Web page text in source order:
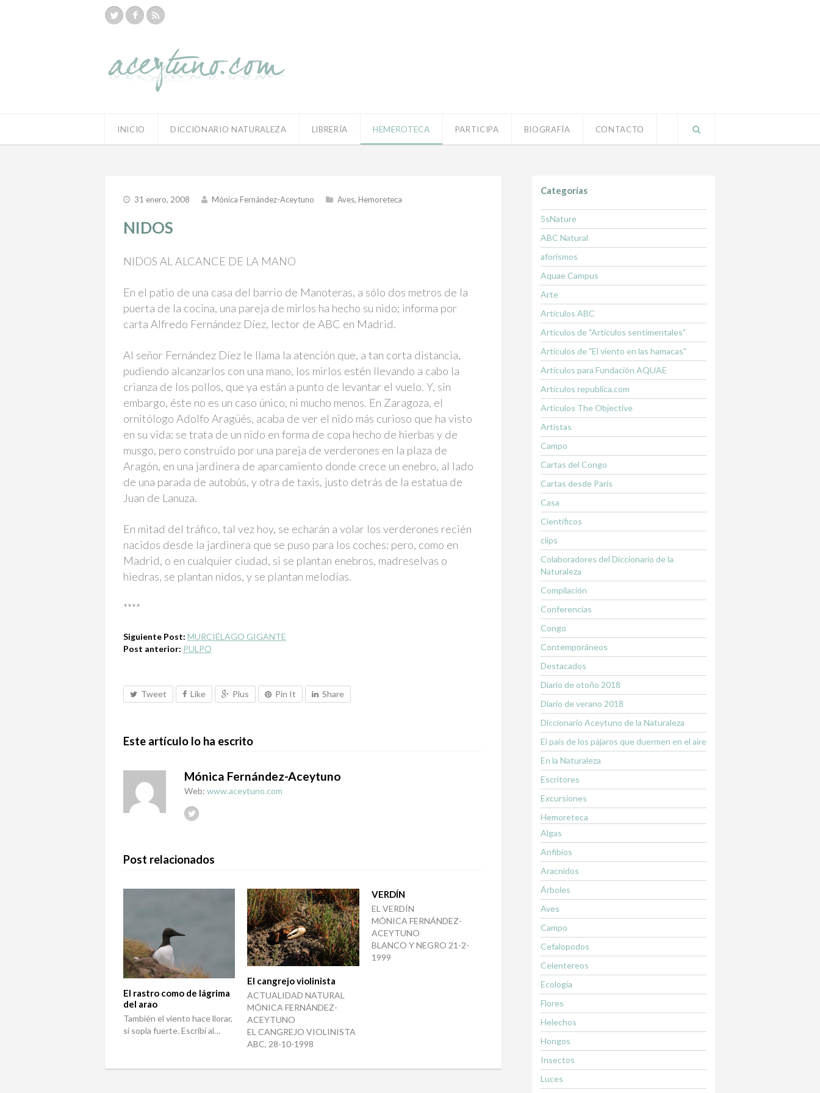
INICIO DICCIONARIO NATURALEZA LIBRERÍA HEMEROTECA PARTICIPA BIOGRAFÍA CONTACTO
31 enero, 2008 Mónica Fernández-Aceytuno Aves, Hemoreteca
NIDOS
NIDOS AL ALCANCE DE LA MANO
En el patio de una casa del barrio de Manoteras, a sólo dos metros de la
puerta de la cocina, una pareja de mirlos ha hecho su nido; informa por
carta Alfredo Fernández Díez, lector de ABC en Madrid.
Al señor Fernández Díez le llama la atención que, a tan corta distancia,
pudiendo alcanzarlos con una mano, los mirlos estén llevando a cabo la
crianza de los pollos, que ya están a punto de levantar el vuelo. Y, sin
embargo, éste no es un caso único, ni mucho menos. En Zaragoza, el
ornitólogo Adolfo Aragüés, acaba de ver el nido más curioso que ha visto
en su vida: se trata de un nido en forma de copa hecho de hierbas y de
musgo, pero construido por una pareja de verderones en la plaza de
Aragón, en una jardinera de aparcamiento donde crece un enebro, al lado
de una parada de autobús, y otra de taxis, justo detrás de la estatua de
Juan de Lanuza.
En mitad del tráfico, tal vez hoy, se echarán a volar los verderones recién
nacidos desde la jardinera que se puso para los coches; pero, como en
Madrid, o en cualquier ciudad, si se plantan enebros, madreselvas o
hiedras, se plantan nidos, y se plantan melodías.
****
Siguiente Post: MURCIÉLAGO GIGANTE
Post anterior: PULPO
Tweet Like Plus Pin It Share
Este artículo lo ha escrito
Mónica Fernández-Aceytuno
Web: www.aceytuno.com
Post relacionados
El rastro como de lágrima
del arao
También el viento hace llorar,
si sopla fuerte. Escribí al…
El cangrejo violinista
ACTUALIDAD NATURAL
MÓNICA FERNÁNDEZ-
ACEYTUNO
EL CANGREJO VIOLINISTA
ABC, 28-10-1998
VERDÍN
EL VERDÍN
MÓNICA FERNÁNDEZ-
ACEYTUNO
BLANCO Y NEGRO 21-2-
1999
Categorías
5sNature
ABC Natural
aforismos
Aquae Campus
Arte
Artículos ABC
Artículos de "Artículos sentimentales"
Artículos de "El viento en las hamacas"
Artículos para Fundación AQUAE
Artículos republica.com
Artículos The Objective
Artistas
Campo
Cartas del Congo
Cartas desde Paris
Casa
Científicos
clips
Colaboradores del Diccionario de la
Naturaleza
Compilación
Conferencias
Congo
Contemporáneos
Destacados
Diario de otoño 2018
Diario de verano 2018
Diccionario Aceytuno de la Naturaleza
El país de los pájaros que duermen en el aire
En la Naturaleza
Escritores
Excursiones
Hemoreteca
Algas
Anfibios
Aracnidos
Árboles
Aves
Campo
Cefalopodos
Celentereos
Ecología
Flores
Helechos
Hongos
Insectos
Luces